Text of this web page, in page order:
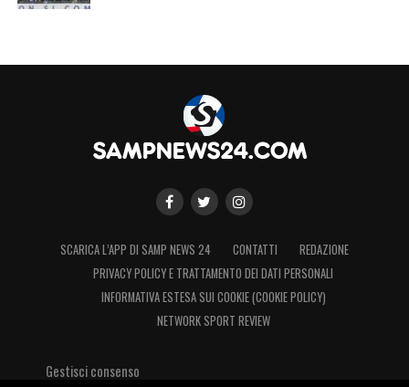
SCARICA L’APP DI SAMP NEWS 24 CONTATTI
REDAZIONE
PRIVACY POLICY E TRATTAMENTO DEI DATI PERSONALI
INFORMATIVA ESTESA SUI COOKIE (COOKIE POLICY)
NETWORK SPORT REVIEW
Gestisci consenso